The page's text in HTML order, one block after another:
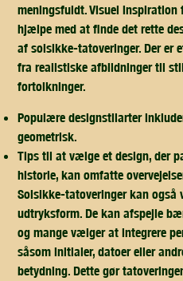
meningsfuldt. Visuel inspiration
hjælpe med at finde det rette
af solsikke-tatoveringer. Der er
fra realistiske afbildninger til
fortolkninger.
Populære designstilarter
geometrisk.
Tips til at vælge et design, der
historie, kan omfatte
Solsikke-tatoveringer kan
udtryksform. De kan afspejle
og mange vælger at integrere
såsom initialer, datoer eller
betydning. Dette gør